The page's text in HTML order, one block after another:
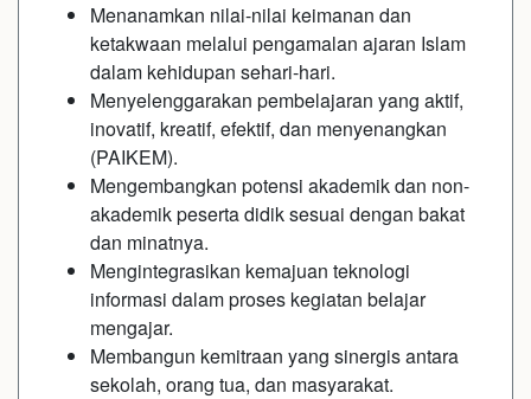
Menanamkan nilai-nilai keimanan dan
ketakwaan melalui pengamalan ajaran Islam
dalam kehidupan sehari-hari.
Menyelenggarakan pembelajaran yang aktif,
inovatif, kreatif, efektif, dan menyenangkan
(PAIKEM).
Mengembangkan potensi akademik dan non-
akademik peserta didik sesuai dengan bakat
dan minatnya.
Mengintegrasikan kemajuan teknologi
informasi dalam proses kegiatan belajar
mengajar.
Membangun kemitraan yang sinergis antara
sekolah, orang tua, dan masyarakat.